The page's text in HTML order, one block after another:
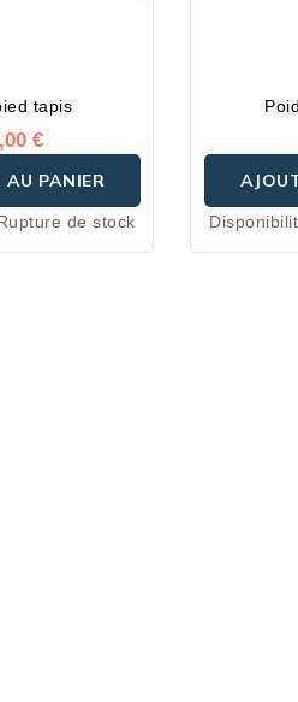
tapis
€
AU PANIER
de stock